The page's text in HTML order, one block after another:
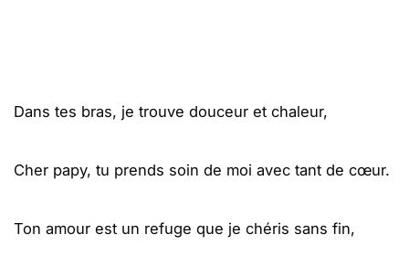
Dans tes bras, je trouve douceur et chaleur,
Cher papy, tu prends soin de moi avec tant de cœur.
Ton amour est un refuge que je chéris sans fin,